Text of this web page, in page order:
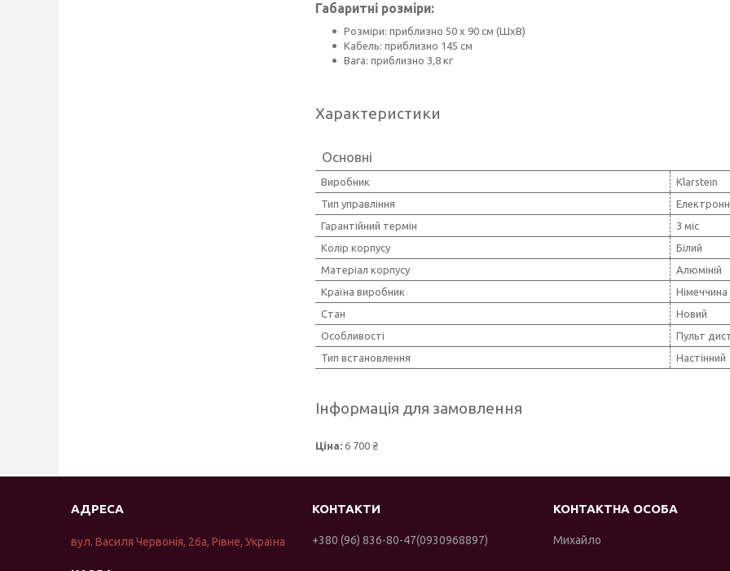
Габаритні розміри:
Розміри: приблизно 50 х 90 см (ШхВ)
Кабель: приблизно 145 см
Вага: приблизно 3,8 кг
Характеристики
Основні
Виробник
Klarstein
Тип управління
Гарантійний термін
3 міс
Колір корпусу
Білий
Матеріал корпусу
Алюміній
Країна виробник
Німеччина
Стан
Новий
Особливості
Пульт
Тип встановлення
Настінний
Інформація для замовлення
Ціна: 6 700 ₴
вул. Василя Червонія, 26а, Рівне, Україна +380 (96) 836-80-47 0930968897 Михайло